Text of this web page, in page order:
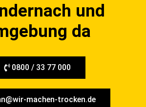
und
da
0800 / 33 77 000
machen-trocken.de